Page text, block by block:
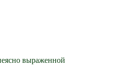
выраженной